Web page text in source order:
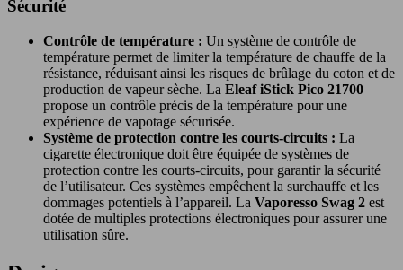
Sécurité
Contrôle de température : Un système de contrôle de
température permet de limiter la température de chauffe de la
résistance, réduisant ainsi les risques de brûlage du coton et de
production de vapeur sèche. La Eleaf iStick Pico 21700
propose un contrôle précis de la température pour une
expérience de vapotage sécurisée.
Système de protection contre les courts-circuits : La
cigarette électronique doit être équipée de systèmes de
protection contre les courts-circuits, pour garantir la sécurité
de l’utilisateur. Ces systèmes empêchent la surchauffe et les
dommages potentiels à l’appareil. La Vaporesso Swag 2 est
dotée de multiples protections électroniques pour assurer une
utilisation sûre.